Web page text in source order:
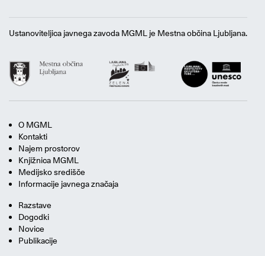
Ustanoviteljica javnega zavoda MGML je Mestna občina Ljubljana.
O MGML
Kontakti
Najem prostorov
Knjižnica MGML
Medijsko središče
Informacije javnega značaja
Razstave
Dogodki
Novice
Publikacije